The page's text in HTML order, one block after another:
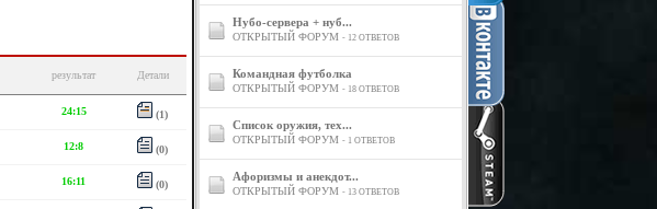
результат Детали
24:15 (1)
12:8 (0)
16:11 (0)
Нубо-сервера + нуб...
ОТКРЫТЫЙ ФОРУМ - 12 ОТВЕТОВ
Командная футболка
ОТКРЫТЫЙ ФОРУМ - 18 ОТВЕТОВ
Список оружия, тех...
ОТКРЫТЫЙ ФОРУМ - 1 ОТВЕТОВ
Афоризмы и анекдот...
ОТКРЫТЫЙ ФОРУМ - 13 ОТВЕТОВ